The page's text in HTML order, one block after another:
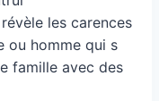
les carences
ou homme qui s
famille avec des